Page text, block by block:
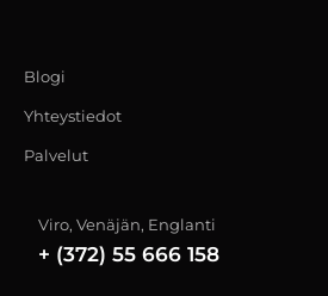
Blogi
Yhteystiedot
Palvelut
Viro, Venäjän, Englanti
+ (372) 55 666 158